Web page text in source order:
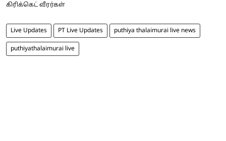
கிரிக்கெட் வீரர்கள்
Live Updates PT Live Updates puthiya thalaimurai live news
puthiyathalaimurai live